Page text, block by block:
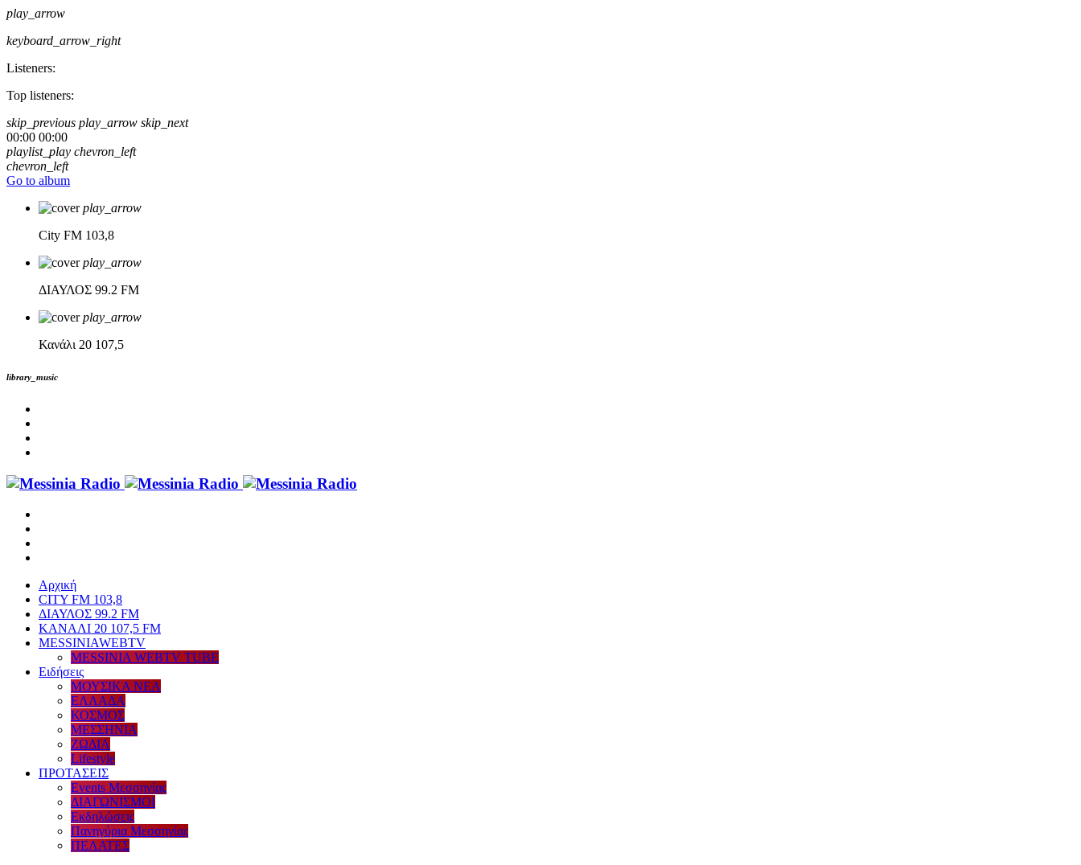
play_arrow
keyboard_arrow_right
Listeners:
Top listeners:
skip_previous play_arrow skip_next
00:00 00:00
playlist_play chevron_left
chevron_left
Go to album
play_arrow
City FM 103,8
play_arrow
ΔΙΑΥΛΟΣ 99.2 FM
play_arrow
Κανάλι 20 107,5
library_music
Αρχική
CITY FM 103,8
ΔΙΑΥΛΟΣ 99.2 FM
ΚΑΝΑΛΙ 20 107,5 FM
MESSINIAWEBTV
MESSINIA WEBTV TUBE
Eιδήσεις
ΜΟΥΣΙΚΑ ΝΕΑ
ΕΛΛΑΔΑ
ΚΟΣΜΟΣ
ΜΕΣΣΗΝΙΑ
ΖΩΔΙΑ
Lifestyle
ΠΡΟΤΑΣΕΙΣ
Events Μεσσηνίας
ΔΙΑΓΩΝΙΣΜΟΙ
Εκδηλώσεις
Πανηγύρια Μεσσηνίας
ΠΕΛΑΤΕΣ